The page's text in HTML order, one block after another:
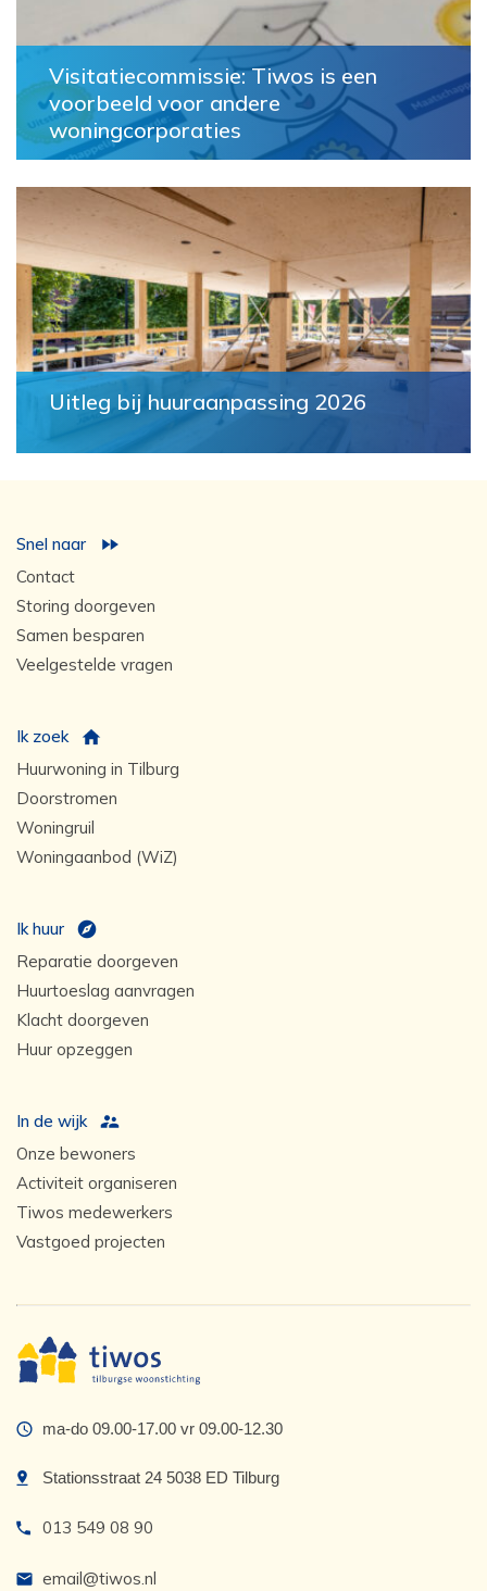
Visitatiecommissie: Tiwos is een
voorbeeld voor andere
woningcorporaties
Uitleg bij huuraanpassing 2026
Snel naar
Contact
Storing doorgeven
Samen besparen
Veelgestelde vragen
Ik zoek
Huurwoning in Tilburg
Doorstromen
Woningruil
Woningaanbod (WiZ)
Ik huur
Reparatie doorgeven
Huurtoeslag aanvragen
Klacht doorgeven
Huur opzeggen
In de wijk
Onze bewoners
Activiteit organiseren
Tiwos medewerkers
Vastgoed projecten
ma-do 09.00-17.00 vr 09.00-12.30
Stationsstraat 24 5038 ED Tilburg
013 549 08 90
email@tiwos.nl